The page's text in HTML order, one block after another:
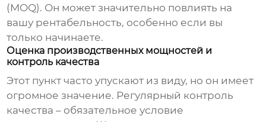
(MOQ). Он может значительно повлиять на
вашу рентабельность, особенно если вы
только начинаете.
Оценка производственных мощностей и
контроль качества
Этот пункт часто упускают из виду, но он имеет
огромное значение. Регулярный контроль
качества – обязательное условие